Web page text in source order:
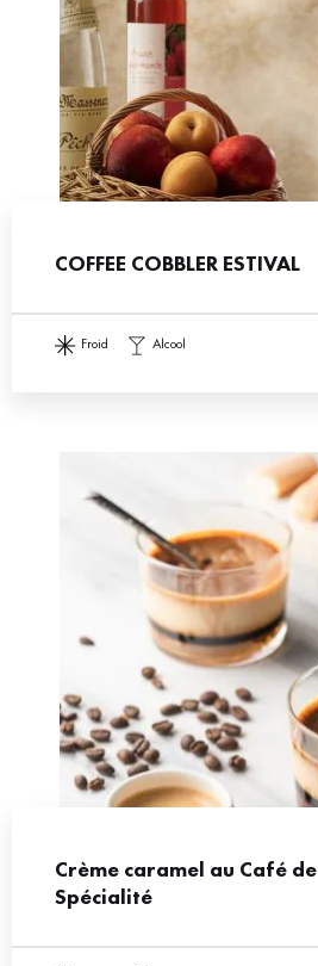
COFFEE COBBLER ESTIVAL
froid alcool
Crème caramel au Café de
Spécialité